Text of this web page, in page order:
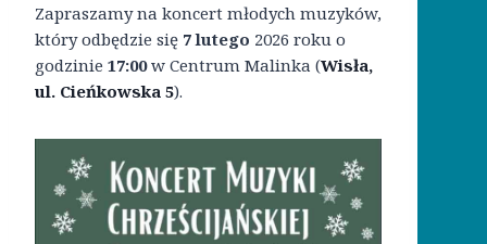
Zapraszamy na koncert młodych muzyków,
który odbędzie się 7 lutego 2026 roku o
godzinie 17:00w Centrum Malinka (Wisła,
ul. Cieńkowska 5).